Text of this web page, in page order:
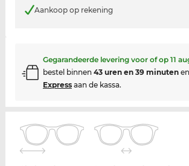
Aankoop op rekening
Gegarandeerde levering voor of op 11
bestel binnen 43 uren en 39 minuten
Expressaan de kassa.